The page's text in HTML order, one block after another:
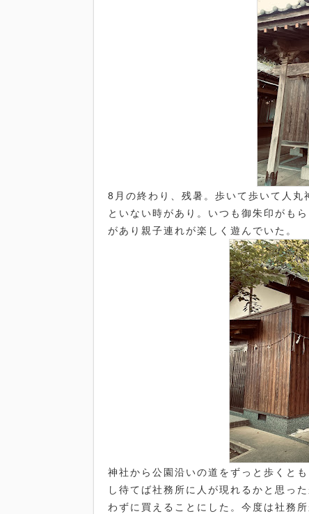
8月の終わり、残暑。歩いて歩いて人
といない時があり。いつも御朱印がも
があり親子連れが楽しく遊んでいた。
神社から公園沿いの道をずっと歩くと
し待てば社務所に人が現れるかと思っ
わずに買えることにした。今度は社務